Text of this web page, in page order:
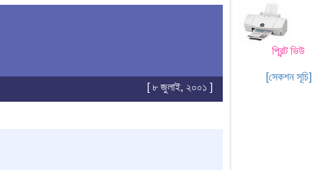
প্রিন্ট ভিউ
[সেকশন সূচি]
[ ৮ জুলাই, ২০০১ ]